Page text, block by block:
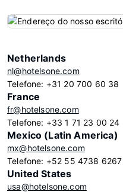
Netherlands
nl@hotelsone.com
Telefone: +31 20 700 60 38
France
fr@hotelsone.com
Telefone: +33 1 71 23 00 24
Mexico (Latin America)
mx@hotelsone.com
Telefone: +52 55 4738 6267
United States
usa@hotelsone.com